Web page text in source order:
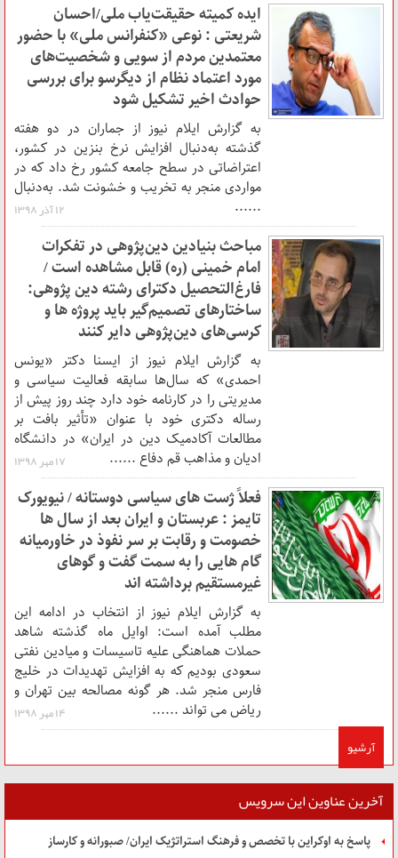
ایده کمیته حقیقت‌یاب ملی/احسان
شریعتی : نوعی «کنفرانس ملی» با حضور
معتمدین مردم از سویی و شخصیت‌های
مورد اعتماد نظام از دیگرسو برای بررسی
حوادث اخیر تشکیل شود
به گزارش ایلام نیوز از جماران در دو هفته
گذشته به‌دنبال افزایش نرخ بنزین در کشور،
اعتراضاتی در سطح جامعه کشور رخ داد که در
مواردی منجر به تخریب و خشونت شد. به‌دنبال
......
۱۲ آذر ۱۳۹۸
مباحث بنیادین دین‌پژوهی در تفکرات
امام خمینی (ره) قابل مشاهده است /
فارغ‌التحصیل دکترای رشته دین پژوهی:
ساختارهای تصمیم‌گیر باید پروژه ها و
کرسی‌های دین‌پژوهی دایر کنند
به گزارش ایلام نیوز از ایسنا دکتر «یونس
احمدی» که سال‌ها سابقه فعالیت سیاسی و
مدیریتی را در کارنامه خود دارد چند روز پیش از
رساله دکتری خود با عنوان «تأثیر بافت بر
مطالعات آکادمیک دین در ایران» در دانشگاه
ادیان و مذاهب قم دفاع ......
۱۷ مهر ۱۳۹۸
فعلاً ژست های سیاسی دوستانه / نیویورک
تایمز : عربستان و ایران بعد از سال ها
خصومت و رقابت بر سر نفوذ در خاورمیانه
گام هایی را به سمت گفت و گوهای
غیرمستقیم برداشته اند
به گزارش ایلام نیوز از انتخاب در ادامه این
مطلب آمده است: اوایل ماه گذشته شاهد
حملات هماهنگی علیه تاسیسات و میادین نفتی
سعودی بودیم که به افزایش تهدیدات در خلیج
فارس منجر شد. هر گونه مصالحه بین تهران و
ریاض می تواند ......
۱۴ مهر ۱۳۹۸
آرشیو
آخرین عناوین این سرویس
پاسخ به اوکراین با تخصص و فرهنگ استراتژیک ایران/ صبورانه و کارساز